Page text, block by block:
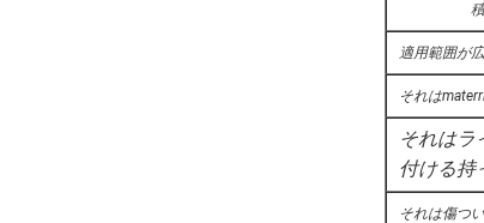
適用範囲が
それは
それはラ
付ける持
それは傷つ